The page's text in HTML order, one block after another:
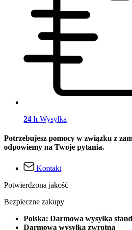
24 h Wysyłka
Potrzebujesz pomocy w związku z
odpowiemy na Twoje pytania.
Kontakt
Potwierdzona jakość
Bezpieczne zakupy
Polska: Darmowa wysyłka
Darmowa wysyłka zwrotna